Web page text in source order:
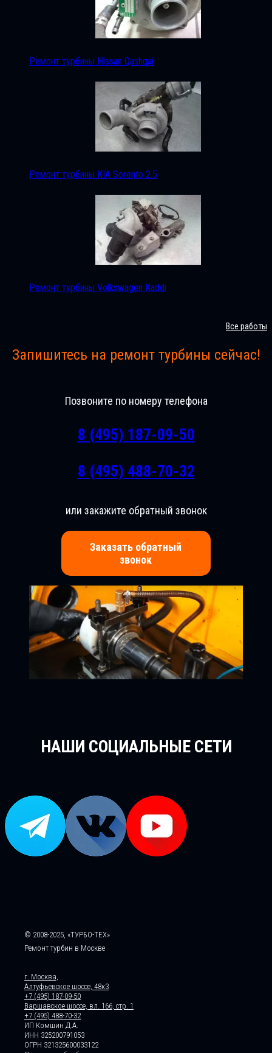
Ремонт турбины Nissan Qashqai
Ремонт турбины KIA Sorento 2.5
Ремонт турбины Volkswagen Kaddi
Все работы
Запишитесь на ремонт турбины сейчас!
Позвоните по номеру телефона
8 (495) 187-09-50
8 (495) 488-70-32
или закажите обратный звонок
Заказать обратный
звонок
НАШИ СОЦИАЛЬНЫЕ СЕТИ
© 2008-2025, «ТУРБО-ТЕХ»
Ремонт турбин в Москве
г. Москва,
Алтуфьевское шоссе, 48к3
+7 (495) 187-09-50
Варшавское шоссе, вл. 166, стр. 1
+7 (495) 488-70-32
ИП Комшин Д.А.
ИНН 325200791053
ОГРН 321325600033122